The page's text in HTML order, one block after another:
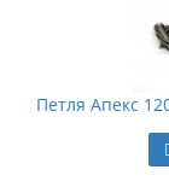
Петля Апекс